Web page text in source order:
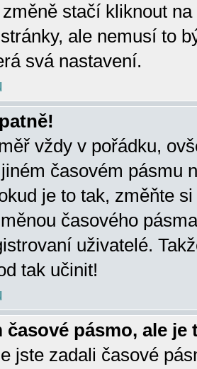
stačí kliknout
ale nemusí to
svá nastavení.
vždy v pořádku,
časovém pásmu
je to tak, změňte
časového
uživatelé.
tak učinit!
časové pásmo, ale je
jste zadali časové